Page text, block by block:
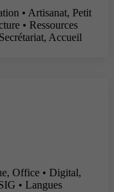
• Artisanat, Petit
• Ressources
Accueil
Office • Digital,
• Langues